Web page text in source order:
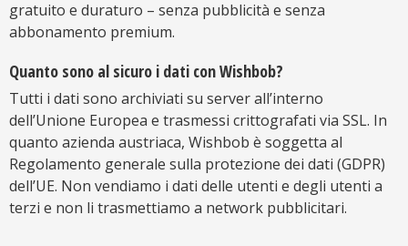
gratuito e duraturo – senza pubblicità e senza
abbonamento premium.
Quanto sono al sicuro i dati con Wishbob?
Tutti i dati sono archiviati su server all’interno
dell’Unione Europea e trasmessi crittografati via SSL. In
quanto azienda austriaca, Wishbob è soggetta al
Regolamento generale sulla protezione dei dati (GDPR)
dell’UE. Non vendiamo i dati delle utenti e degli utenti a
terzi e non li trasmettiamo a network pubblicitari.